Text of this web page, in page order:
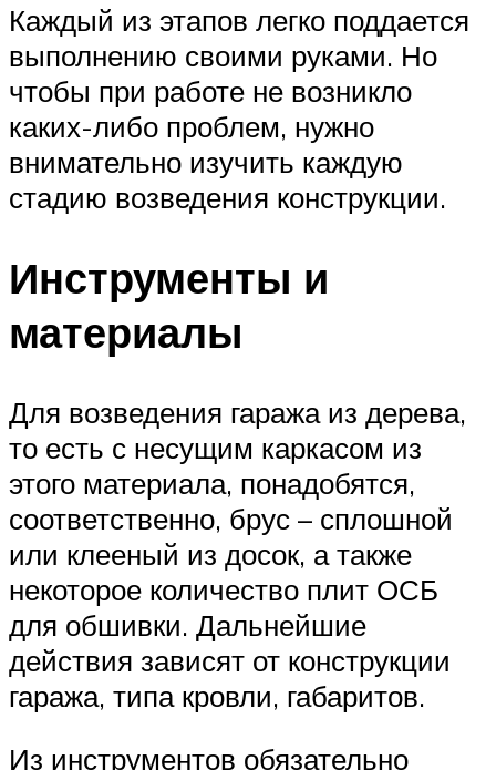
Каждый из этапов легко поддается
выполнению своими руками. Но
чтобы при работе не возникло
каких-либо проблем, нужно
внимательно изучить каждую
стадию возведения конструкции.
Инструменты и
материалы
Для возведения гаража из дерева,
то есть с несущим каркасом из
этого материала, понадобятся,
соответственно, брус – сплошной
или клееный из досок, а также
некоторое количество плит ОСБ
для обшивки. Дальнейшие
действия зависят от конструкции
гаража, типа кровли, габаритов.
Из инструментов обязательно